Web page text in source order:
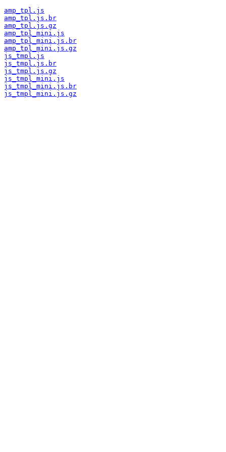
amp_tpl.js
amp_tpl.js.br
amp_tpl.js.gz
amp_tpl_mini.js
amp_tpl_mini.js.br
amp_tpl_mini.js.gz
js_tmpl.js
js_tmpl.js.br
js_tmpl.js.gz
js_tmpl_mini.js
js_tmpl_mini.js.br
js_tmpl_mini.js.gz